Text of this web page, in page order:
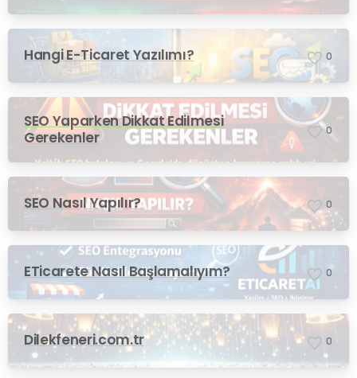
Hangi E-Ticaret Yazılımı? 0
SEO Yaparken Dikkat Edilmesi
Gerekenler
0
SEO Nasıl Yapılır? 0
ETicarete Nasıl Başlamalıyım? 0
Dilekfeneri.com.tr 0